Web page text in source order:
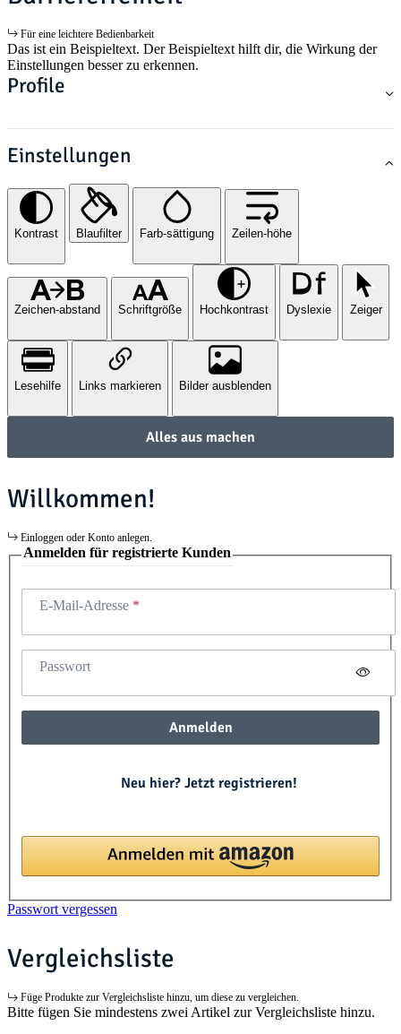
Für eine leichtere Bedienbarkeit
Das ist ein Beispieltext. Der Beispieltext hilft dir, die Wirkung der
Einstellungen besser zu erkennen.
Profile
Einstellungen
Kontrast Blaufilter Farb-sättigung Zeilen-höhe
Zeichen-abstand Schriftgröße Hochkontrast Dyslexie Zeiger
Lesehilfe Links markieren Bilder ausblenden
Alles aus machen
Willkommen!
Einloggen oder Konto anlegen.
Anmelden für registrierte Kunden
E-Mail-Adresse
Passwort
Anmelden
Neu hier? Jetzt registrieren!
Passwort vergessen
Vergleichsliste
Füge Produkte zur Vergleichsliste hinzu, um diese zu vergleichen.
Bitte fügen Sie mindestens zwei Artikel zur Vergleichsliste hinzu.